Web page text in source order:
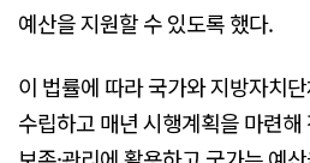
예산을 지원할 수 있도록 했다.
이 법률에 따라 국가와 지방자치
수립하고 매년 시행계획을 마련해